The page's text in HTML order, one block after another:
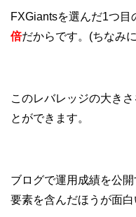
FXGiantsを選んだ1つ目
倍だからです。(ちなみ
このレバレッジの大き
とができます。
ブログで運用成績を公
要素を含んだほうが面白